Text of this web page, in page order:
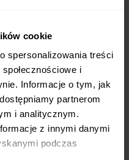
cookie
spersonalizowania treści
i
Informacje o tym, jak
partnerom
i analitycznym.
z innymi danymi
podczas
oglądaniu telewizji.
którego brakuje
chcesz mieszać na
to propozycja dla
nowczesnym i bardzo
i nada mu charakteru,
do działania. Jeśli więc